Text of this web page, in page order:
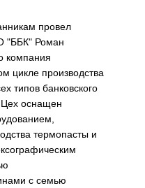
провел
"ББК" Роман
компания
цикле производства
типов банковского
Цех оснащен
термопасты и
с семью